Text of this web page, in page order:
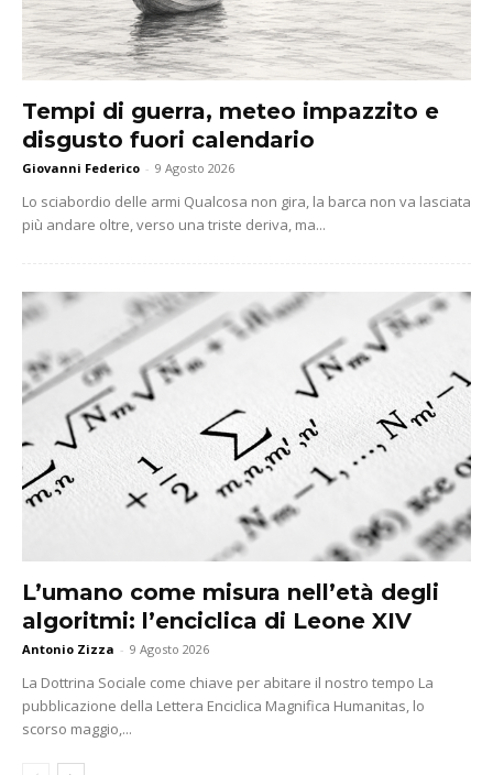
Tempi di guerra, meteo impazzito e
disgusto fuori calendario
Giovanni Federico - 9 Agosto 2026
Lo sciabordio delle armi Qualcosa non gira, la barca non va lasciata
più andare oltre, verso una triste deriva, ma...
L’umano come misura nell’età degli
algoritmi: l’enciclica di Leone XIV
Antonio Zizza - 9 Agosto 2026
La Dottrina Sociale come chiave per abitare il nostro tempo La
pubblicazione della Lettera Enciclica Magnifica Humanitas, lo
scorso maggio,...